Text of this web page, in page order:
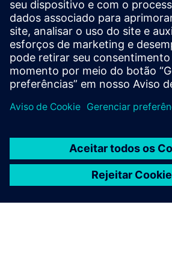
Empresa: CPI-ENG
Setor: Aerospace & defense, Marine,
Localização: Trieste, Italy
Softwares da Siemens: NX